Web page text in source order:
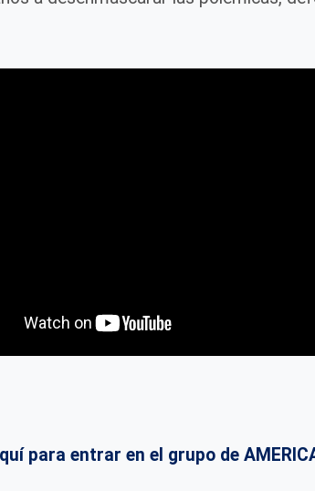
para entrar en el grupo de